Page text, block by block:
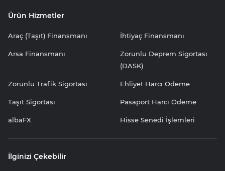
Ürün Hizmetler
Araç (Taşıt) Finansmanı İhtiyaç Finansmanı
Arsa Finansmanı
Zorunlu Deprem Sigortası
(DASK)
Zorunlu Trafik Sigortası Ehliyet Harcı Ödeme
Taşıt Sigortası Pasaport Harcı Ödeme
albaFX Hisse Senedi İşlemleri
İlginizi Çekebilir